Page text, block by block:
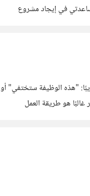
في إيجاد مشروع
"هذه الوظيفة ستختفي" أو
هو طريقة العمل